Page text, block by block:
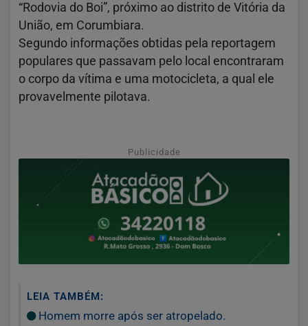
“Rodovia do Boi”, próximo ao distrito de Vitória da
União, em Corumbiara.
Segundo informações obtidas pela reportagem
populares que passavam pelo local encontraram
o corpo da vítima e uma motocicleta, a qual ele
provavelmente pilotava.
Publicidade
LEIA TAMBÉM:
Homem morre após ser atropelado.